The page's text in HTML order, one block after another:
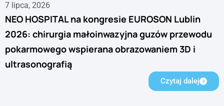
7 lipca, 2026
NEO HOSPITAL na kongresie EUROSON Lublin
2026: chirurgia małoinwazyjna guzów przewodu
pokarmowego wspierana obrazowaniem 3D i
ultrasonografią
Czytaj dalej